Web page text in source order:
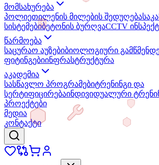
მომსახურება
პოლიეთილენის მილების შედუღება
სისტემებიბეტონის ბურღვაCCTV
წარმოება
საცურაო აუზებიბიოლოგიური
ფიტინგებიინფრასტრუქტურა
აკადემია
სასწავლო პროგრამებიტრენინგი და
სერტიფიცირებაინდივიდუალური
პროექტები
მედია
კონტაქტი